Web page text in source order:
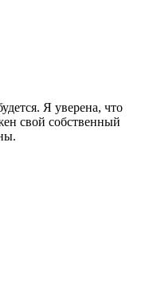
Я уверена, что
свой собственный